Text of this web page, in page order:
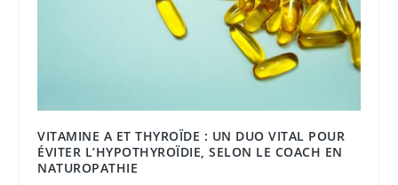
VITAMINE A ET THYROÏDE : UN DUO VITAL POUR
ÉVITER L’HYPOTHYROÏDIE, SELON LE COACH EN
NATUROPATHIE